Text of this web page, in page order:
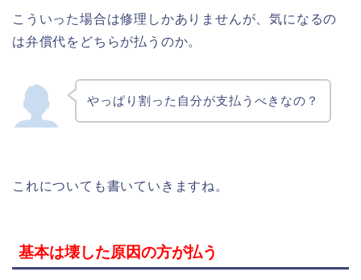
こういった場合は修理しかありませんが、気になるの
は弁償代をどちらが払うのか。
やっぱり割った自分が支払うべきなの？
これについても書いていきますね。
基本は壊した原因の方が払う